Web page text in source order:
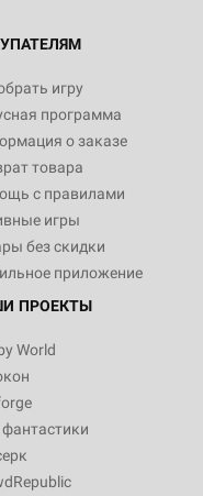
игру
программа
о заказе
товара
с правилами
игры
без скидки
приложение
ПРОЕКТЫ
World